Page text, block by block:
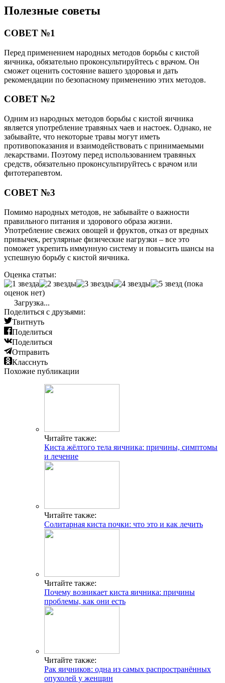
Полезные советы
СОВЕТ №1
Перед применением народных методов борьбы с кистой
яичника, обязательно проконсультируйтесь с врачом. Он
сможет оценить состояние вашего здоровья и дать
рекомендации по безопасному применению этих методов.
СОВЕТ №2
Одним из народных методов борьбы с кистой яичника
является употребление травяных чаев и настоек. Однако, не
забывайте, что некоторые травы могут иметь
противопоказания и взаимодействовать с принимаемыми
лекарствами. Поэтому перед использованием травяных
средств, обязательно проконсультируйтесь с врачом или
фитотерапевтом.
СОВЕТ №3
Помимо народных методов, не забывайте о важности
правильного питания и здорового образа жизни.
Употребление свежих овощей и фруктов, отказ от вредных
привычек, регулярные физические нагрузки – все это
поможет укрепить иммунную систему и повысить шансы на
успешную борьбу с кистой яичника.
Оценка статьи:
(пока
оценок нет)
Загрузка...
Поделиться с друзьями:
Твитнуть
Поделиться
Поделиться
Отправить
Класснуть
Похожие публикации
Читайте также:
Киста жёлтого тела яичника: причины, симптомы
и лечение
Читайте также:
Солитарная киста почки: что это и как лечить
Читайте также:
Почему возникает киста яичника: причины
проблемы, как они есть
Читайте также:
Рак яичников: одна из самых распространённых
опухолей у женщин